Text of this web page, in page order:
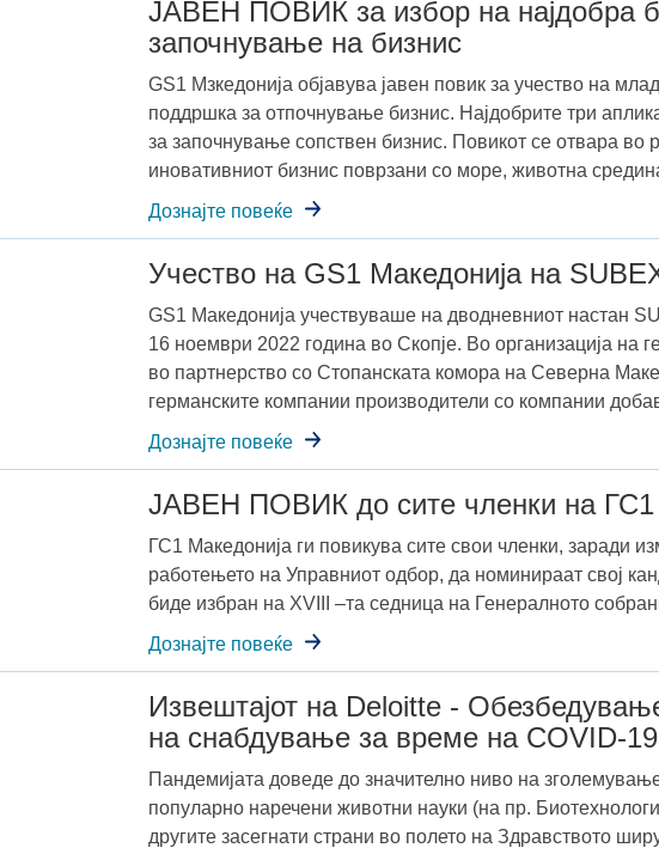
ЈАВЕН ПОВИК за избор на најдобра
започнување на бизнис
GS1 Мзкедонија објавува јавен повик за учество на
поддршка за отпочнување бизнис. Најдобрите три
за започнување сопствен бизнис. Повикот се отвара во
иновативниот бизнис поврзани со море, животна
Дознајте повеќе
Учество на GS1 Македонија на
GS1 Македонија учествуваше на дводневниот настан
16 ноември 2022 година во Скопје. Во организација на
во партнерство со Стопанската комора на Северна
германските компании производители со компании
Дознајте повеќе
ЈАВЕН ПОВИК до сите членки на ГС1
ГС1 Македонија ги повикува сите свои членки, заради
работењето на Управниот одбор, да номинираат свој
биде избран на XVIII –та седница на Генералното
Дознајте повеќе
Извештајот на Deloitte -
на снабдување за време на COVID-19
Пандемијата доведе до значително ниво на
популарно наречени животни науки (на пр.
другите засегнати страни во полето на Здравството